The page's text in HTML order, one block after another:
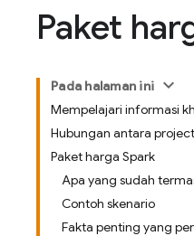
Paket
Pada halaman ini
Mempelajari informasi
Hubungan antara
Paket harga Spark
Apa yang sudah
Contoh skenario
Fakta penting yang